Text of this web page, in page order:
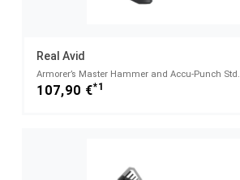
Real Avid
Armorer’s Master Hammer and Accu-Punch
107,90 €*1